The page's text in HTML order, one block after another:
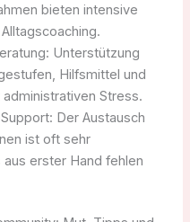
bieten intensive
Unterstützung
Hilfsmittel und
Stress.
Der Austausch
ist oft sehr
erster Hand fehlen